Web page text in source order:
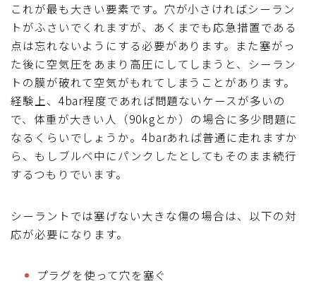
これが最も大きい要素です。穴が小さければシーラン
トがふさいでくれますが、あくまでも応急措置である
点は忘れないようにする必要があります。また塞がっ
た後に空気圧をあまり高圧にしてしまうと、シーラン
トの膜が破れて空気がもれてしまうことがあります。
経験上、4bar程度であれば問題ないケースが多いの
で、体重が大きい人（90kgとか）の場合に多少問題に
なるくらいでしょうか。4barあれば普通に走れますか
ら、もしブルベ中にパンクしたとしてもそのまま続行
するつもりでいます。
シーラントでは塞げない大きな傷の場合は、以下の対
応が必要になります。
プラグを使って穴を塞ぐ